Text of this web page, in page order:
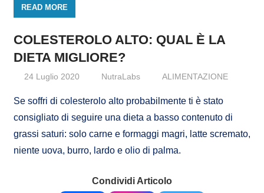
READ MORE
COLESTEROLO ALTO: QUAL È LA
DIETA MIGLIORE?
24 Luglio 2020 NutraLabs ALIMENTAZIONE
Se soffri di colesterolo alto probabilmente ti è stato
consigliato di seguire una dieta a basso contenuto di
grassi saturi: solo carne e formaggi magri, latte scremato,
niente uova, burro, lardo e olio di palma.
Condividi Articolo